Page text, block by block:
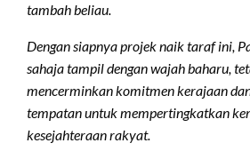
tambah beliau.
Dengan siapnya projek naik taraf ini,
sahaja tampil dengan wajah baharu,
mencerminkan komitmen kerajaan
tempatan untuk mempertingkatkan
kesejahteraan rakyat.